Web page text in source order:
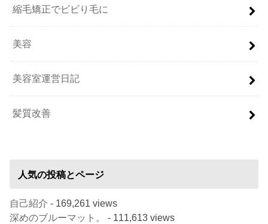
縮毛矯正でビビり毛に
美容
美容室運営日記
髪質改善
人気の投稿とページ
自己紹介 - 169,261 views
深めのブルーマット。
- 111,613 views